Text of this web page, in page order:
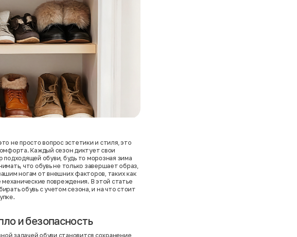
не просто вопрос эстетики и стиля, это
Каждый сезон диктует свои
подходящей обуви, будь то морозная зима
что обувь не только завершает образ,
ногам от внешних факторов, таких как
повреждения. В этой статье
обувь с учетом сезона, и на что стоит
и безопасность
задачей обуви становится сохранение